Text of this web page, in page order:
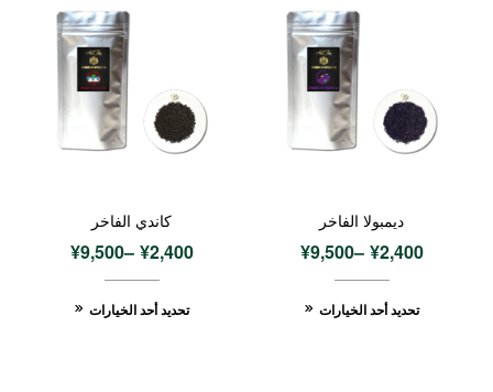
ديمبولا الفاخر
¥2,400
–
¥9,500
تحديد أحد الخيارات
كاندي الفاخر
¥2,400
–
¥9,500
تحديد أحد الخيارات